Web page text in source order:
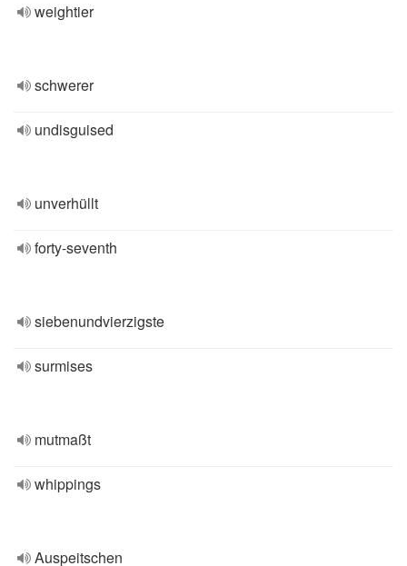
weightier
schwerer
undisguised
unverhüllt
forty-seventh
siebenundvierzigste
surmises
mutmaßt
whippings
Auspeitschen